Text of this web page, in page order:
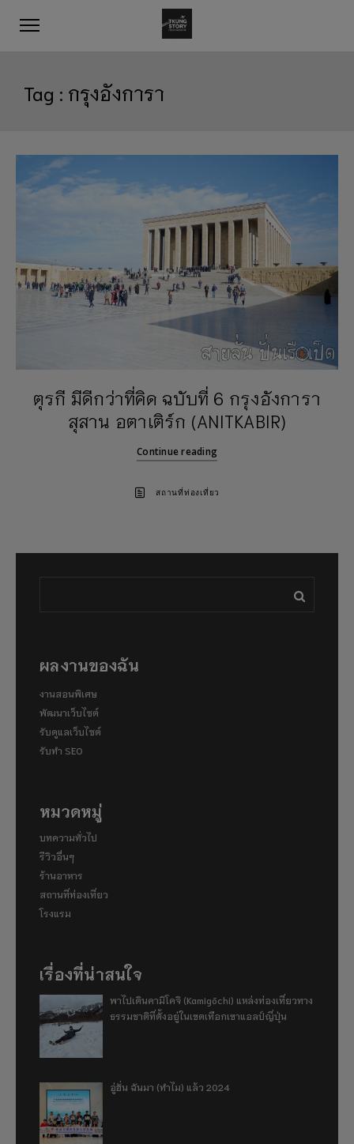
Tag : กรุงอังการา
ตุรกี มีดีกว่าที่คิด ฉบับที่ 6 กรุงอังการา
สุสาน อตาเติร์ก (ANITKABIR)
Continue reading
สถานที่ท่องเที่ยว
ผลงานของฉัน
งานสอนพิเศษ
พัฒนาเว็บไซต์
รับดูแลเว็บไซต์
รับทำ SEO
หมวดหมู่
บทความทั่วไป
รีวิวอื่นๆ
ร้านอาหาร
สถานที่ท่องเที่ยว
โรงแรม
เรื่องที่น่าสนใจ
พาไปเดินคามิโคจิ (Kamigōchi) แหล่งท่องเที่ยวทาง
ธรรมชาติที่ตั้งอยู่ในเขตเทือกเขาแอลป์ญี่ปุ่น
อู่ฮั่น ฉันมา (ทำไม) แล้ว 2024